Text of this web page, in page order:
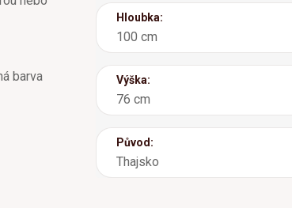
barva
Hloubka:
100 cm
Výška:
76 cm
Původ:
Thajsko